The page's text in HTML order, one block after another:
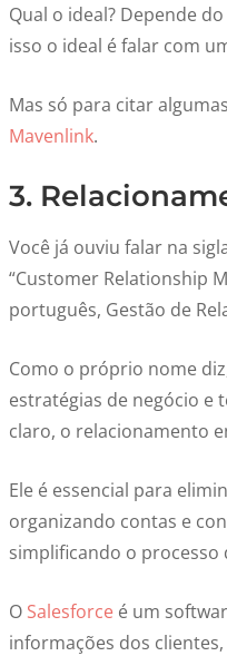
Qual o ideal? Depende
isso o ideal é falar com
Mas só para citar
Mavenlink.
3.
Você já ouviu falar na
“Customer Relationship
português, Gestão de
Como o próprio nome
estratégias de negócio e
claro, o relacionamento
Ele é essencial para
organizando contas e
simplificando o processo
O Salesforce é um
informações dos